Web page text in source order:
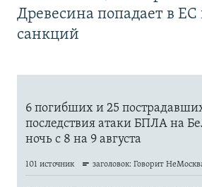
Древесина попадает в ЕС
санкций